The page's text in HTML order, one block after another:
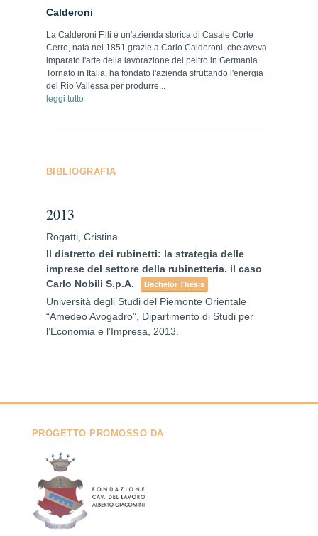
Calderoni
La Calderoni F.lli è un'azienda storica di Casale Corte
Cerro, nata nel 1851 grazie a Carlo Calderoni, che aveva
imparato l'arte della lavorazione del peltro in Germania.
Tornato in Italia, ha fondato l'azienda sfruttando l'energia
del Rio Vallessa per produrre...
leggi tutto
BIBLIOGRAFIA
2013
Rogatti, Cristina
Il distretto dei rubinetti: la strategia delle
imprese del settore della rubinetteria. il caso
Carlo Nobili S.p.A.
Bachelor Thesis
Università degli Studi del Piemonte Orientale
“Amedeo Avogadro”, Dipartimento di Studi per
l’Economia e l’Impresa, 2013
PROGETTO PROMOSSO DA